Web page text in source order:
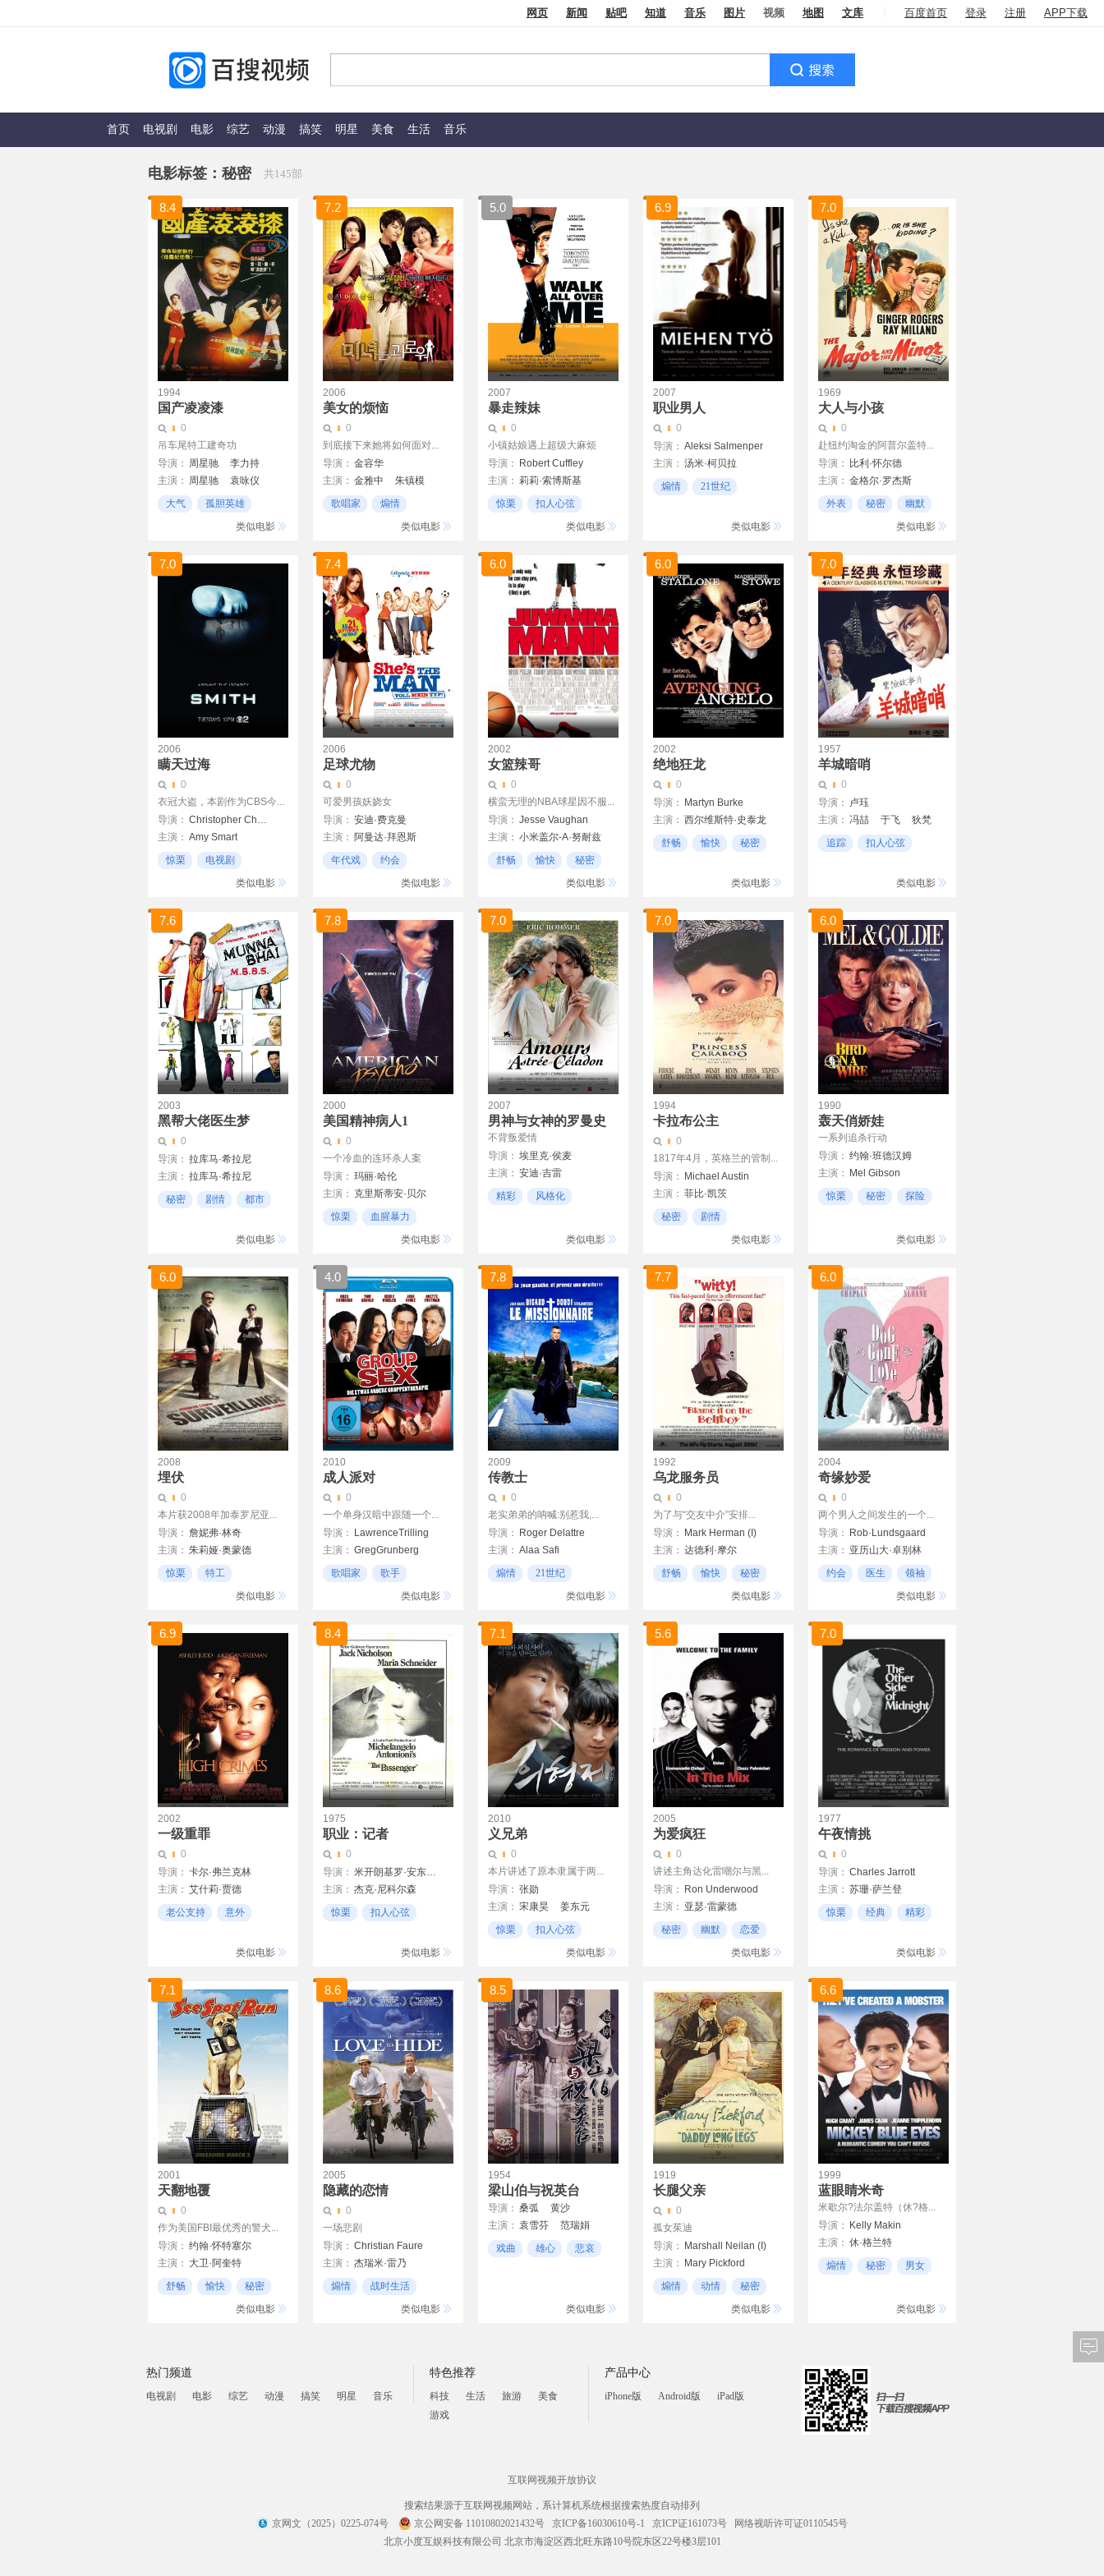
百度首页 登录 注册 APP下载
网页 新闻 贴吧 知道 音乐 图片 视频 地图 文库
首页 电视剧 电影 综艺 动漫 搞笑 明星 美食 生活 音乐
电影标签： 秘密 共145部
8.4
1994
国产凌凌漆
0
吊车尾特工建奇功
导演： 周星驰
李力持
主演： 周星驰
袁咏仪
罗家英
郑祖
黄锦江
大气
孤胆英雄
类似电影
7.2
2006
美女的烦恼
0
到底接下来她将如何面对...
导演： 金容华
主演： 金雅中
朱镇模
林玄植
歌唱家
煽情
类似电影
5.0
2007
暴走辣妹
0
小镇姑娘遇上超级大麻烦
导演：
Robert Cuffley
主演： 莉莉·索博斯基
翠西亚·希弗
惊栗
扣人心弦
类似电影
6.9
2007
职业男人
0
导演： Aleksi Salmenper
主演： 汤米·柯贝拉
Jani Volanen
煽情
21世纪
类似电影
7.0
1969
大人与小孩
0
赴纽约淘金的阿普尔盖特...
导演：
比利·怀尔德
主演： 金格尔·罗杰斯
雷·米兰德
丽塔·约翰森
外表 秘密
幽默
类似电影
7.0
2006
瞒天过海
0
衣冠大盗，本剧作为CBS今...
导演：
Christopher Chulack
主演： Amy Smart
Virginia Madsen
惊栗
电视剧
类似电影
7.4
2006
足球尤物
0
可爱男孩妖娆女
导演： 安迪·费克曼
主演： 阿曼达·拜恩斯
查宁·塔图姆
朱丽·哈基提
年代戏
约会
类似电影
6.0
2002
女篮辣哥
0
横蛮无理的NBA球星因不服...
导演： Jesse Vaughan
主演： 小米盖尔-A·努耐兹
薇薇卡·福克斯
舒畅 愉快
秘密
类似电影
6.0
2002
绝地狂龙
0
导演：
Martyn Burke
主演： 西尔维斯特·史泰龙
玛德琳·斯托
舒畅 愉快 秘密
类似电影
7.0
1957
羊城暗哨
0
导演： 卢珏
主演： 冯喆 于飞
狄梵
宏霞
凌云 夏天
追踪
扣人心弦
类似电影
7.6
2003
黑帮大佬医生梦
0
导演： 拉库马·希拉尼
主演： 拉库马·希拉尼
桑杰·达特
格蕾丝·辛
秘密 剧情 都市
类似电影
7.8
2000
美国精神病人1
0
一个冷血的连环杀人案
导演： 玛丽·哈伦
主演： 克里斯蒂安·贝尔
贾斯汀·塞洛克斯
惊栗
血腥暴力
类似电影
7.0
2007
男神与女神的罗曼史
不背叛爱情
导演： 埃里克·侯麦
Eric Rohmer
主演： 安迪·吉雷
西塞丽·卡塞儿
精彩
风格化
类似电影
7.0
1994
卡拉布公主
0
1817年4月，英格兰的管制...
导演：
Michael Austin
主演： 菲比·凯茨
Jim Broadbent
秘密
剧情
类似电影
6.0
1990
轰天俏娇娃
一系列追杀行动
导演： 约翰·班德汉姆
主演：
Mel Gibson
Goldie Hawn
惊栗 秘密 探险
类似电影
6.0
2008
埋伏
0
本片获2008年加泰罗尼亚...
导演： 詹妮弗·林奇
主演： 朱莉娅·奥蒙德
比尔·普尔曼
Pell James
Kent Harper
Shannon Jardine
Gill Gayle
Cheri Oteri
惊栗
特工
类似电影
4.0
2010
成人派对
0
一个单身汉暗中跟随一个...
导演：
LawrenceTrilling
主演： GregGrunberg
AaronHill
歌唱家
歌手
类似电影
7.8
2009
传教士
0
老实弟弟的呐喊:别惹我,...
导演：
Roger Delattre
主演： Alaa Safi
Jean-Marie Bigard
煽情
21世纪
类似电影
7.7
1992
乌龙服务员
0
为了与“交友中介”安排...
导演：
Mark Herman (I)
主演： 达德利·摩尔
布莱恩·布朗
舒畅 愉快
秘密
类似电影
6.0
2004
奇缘妙爱
0
两个男人之间发生的一个...
导演：
Rob·Lundsgaard
主演： 亚历山大·卓别林
林赛·斯隆
理查德·坎德
约会 医生
领袖
类似电影
6.9
2002
一级重罪
0
导演： 卡尔·弗兰克林
主演： 艾什莉·贾德
摩根·弗里曼
老公支持
意外
类似电影
8.4
1975
职业：记者
0
导演：
米开朗基罗·安东尼奥尼
主演： 杰克·尼科尔森
玛利亚·施奈德
惊栗
扣人心弦
类似电影
7.1
2010
义兄弟
0
本片讲述了原本隶属于两...
导演： 张勋
主演： 宋康昊
姜东元
尹熙锡
惊栗
扣人心弦
类似电影
5.6
2005
为爱疯狂
0
讲述主角达化雷嘲尔与黑...
导演：
Ron Underwood
主演： 亚瑟·雷蒙德
查兹·帕尔明特瑞
秘密 幽默
恋爱
类似电影
7.0
1977
午夜情挑
0
导演： Charles Jarrott
主演： 苏珊·萨兰登
玛丽-弗朗丝·皮西尔
惊栗 经典 精彩
类似电影
7.1
2001
天翻地覆
0
作为美国FBI最优秀的警犬...
导演： 约翰·怀特塞尔
主演： 大卫·阿奎特
迈克·克拉克·邓肯
舒畅 愉快
秘密
类似电影
8.6
2005
隐藏的恋情
0
一场悲剧
导演： Christian Faure
主演： 杰瑞米·雷乃
露易丝·莫诺特
煽情
战时生活
类似电影
8.5
1954
梁山伯与祝英台
导演： 桑弧
黄沙
主演： 袁雪芬
范瑞娟
戏曲
雄心 悲哀
类似电影
1919
长腿父亲
0
孤女茱迪
导演：
Marshall Neilan (I)
主演：
Mary Pickford
煽情
动情
秘密
类似电影
6.6
1999
蓝眼睛米奇
米歇尔?法尔盖特（休?格...
导演：
Kelly Makin
主演： 休·格兰特
詹姆斯·肯恩
煽情 秘密 男女
类似电影
热门频道
电视剧 电影 综艺 动漫 搞笑 明星 音乐
特色推荐
科技 生活 旅游
美食
游戏
产品中心
iPhone版 Android版 iPad版
互联网视频开放协议
搜索结果源于互联网视频网站，系计算机系统根据搜索热度自动排列
京网文（2025）0225-074号
京公网安备 11010802021432号 京ICP备16030610号-1 京ICP证161073号
网络视听许可证0110545号
北京小度互娱科技有限公司 北京市海淀区西北旺东路10号院东区22号楼3层101